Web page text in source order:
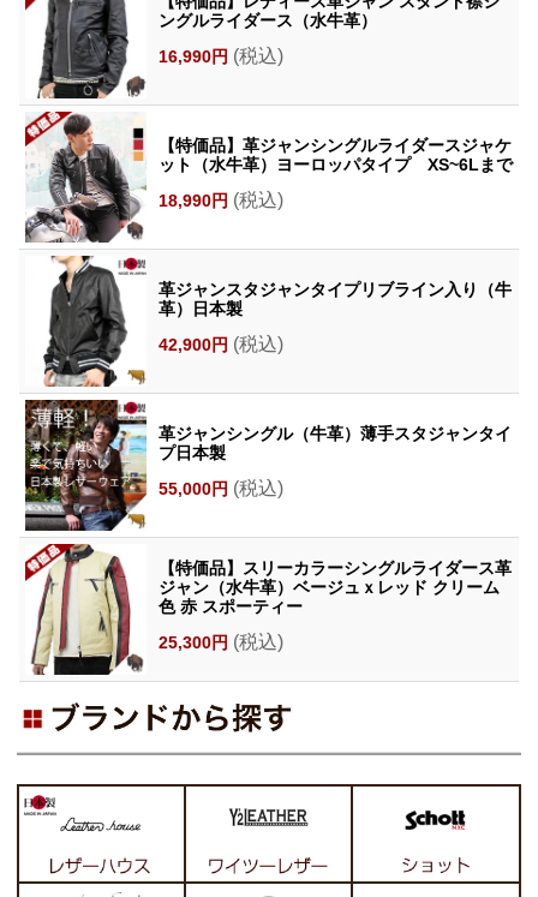
ングルライダース（水牛革）
16,990円 (税込)
【特価品】革ジャンシングルライダースジャケ
ット（水牛革）ヨーロッパタイプ XS~6Lまで
18,990円 (税込)
革ジャンスタジャンタイプリブライン入り（牛
革）日本製
42,900円 (税込)
革ジャンシングル（牛革）薄手スタジャンタイ
プ日本製
55,000円 (税込)
【特価品】スリーカラーシングルライダース革
ジャン（水牛革）ベージュｘレッド クリーム
色 赤 スポーティー
25,300円 (税込)